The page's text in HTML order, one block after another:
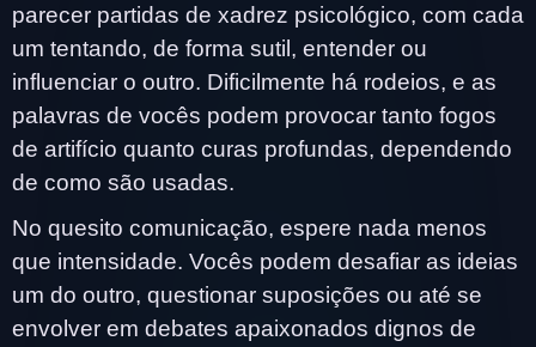
parecer partidas de xadrez psicológico, com cada
um tentando, de forma sutil, entender ou
influenciar o outro. Dificilmente há rodeios, e as
palavras de vocês podem provocar tanto fogos
de artifício quanto curas profundas, dependendo
de como são usadas.
No quesito comunicação, espere nada menos
que intensidade. Vocês podem desafiar as ideias
um do outro, questionar suposições ou até se
envolver em debates apaixonados dignos de